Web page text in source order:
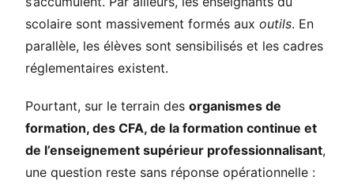
scolaire sont massivement formés aux outils. En
parallèle, les élèves sont sensibilisés et les cadres
réglementaires existent.
Pourtant, sur le terrain des organismes de
formation, des CFA, de la formation continue et
de l’enseignement supérieur professionnalisant,
une question reste sans réponse opérationnelle :